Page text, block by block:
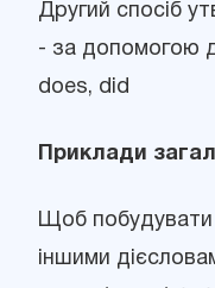
Другий спосіб
- за допомогою
does, did
Приклади
Щоб побудувати
іншими